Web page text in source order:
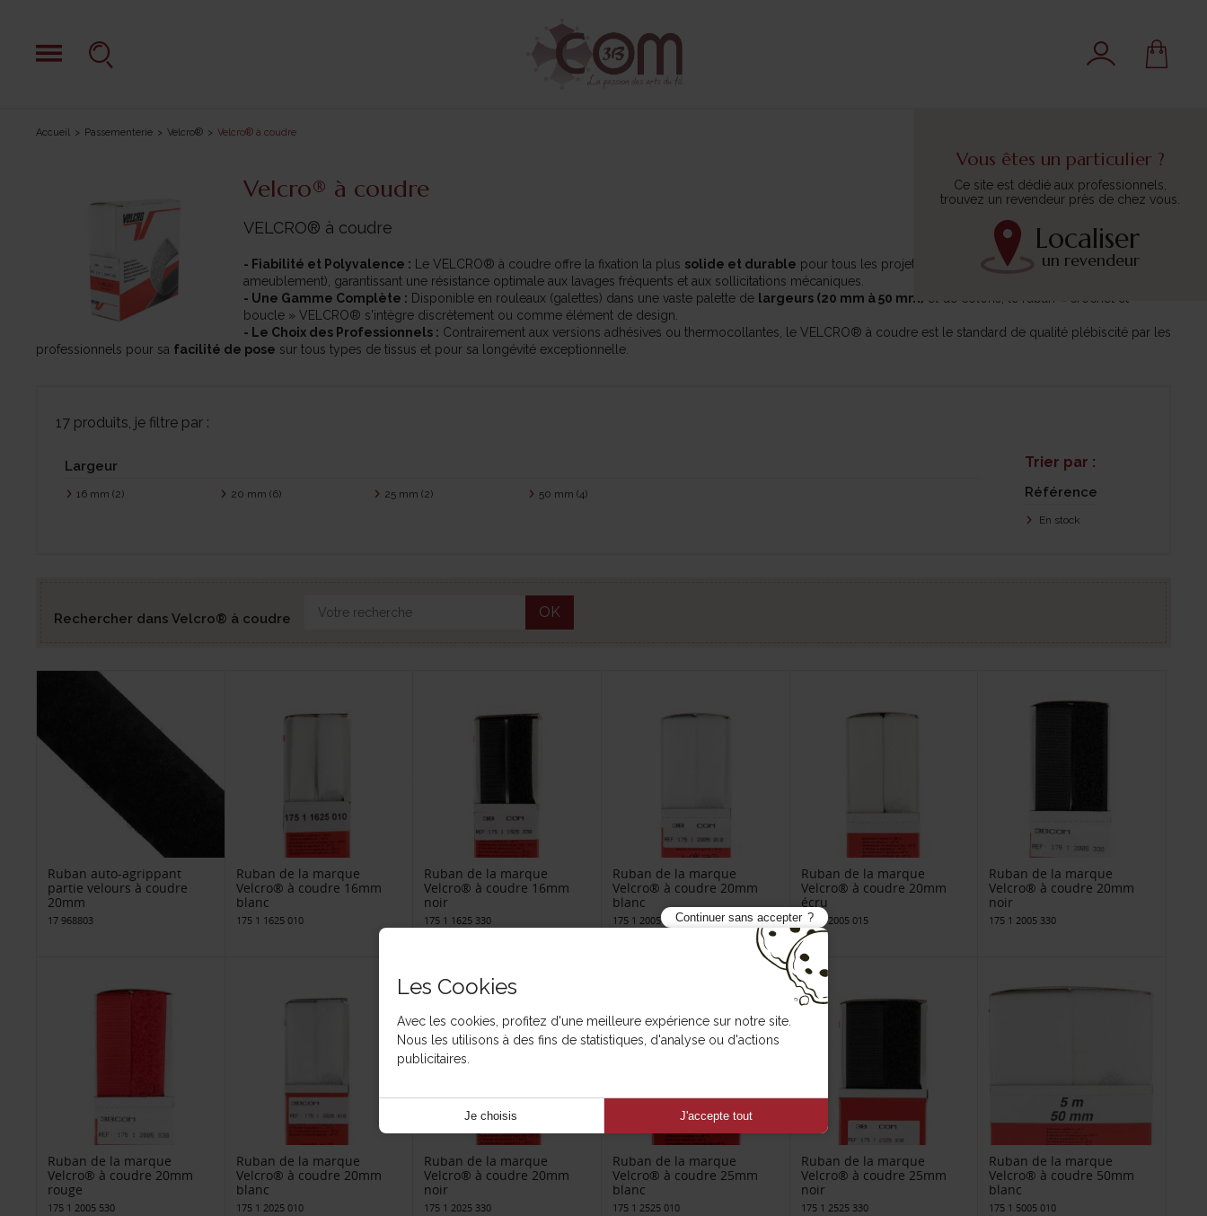
Vous êtes un particulier ?
Ce site est dédié aux professionnels,
trouvez un revendeur près de chez vous.
Localiser
un revendeur
Accueil Passementerie Velcro® Velcro® à coudre
Velcro® à coudre
VELCRO® à coudre
- Fiabilité et Polyvalence : Le VELCRO® à coudre offre la fixation la plus solide et durable pour tous les projets textiles (vêtements, accessoires,
ameublement), garantissant une résistance optimale aux lavages fréquents et aux sollicitations mécaniques.
- Une Gamme Complète : Disponible en rouleaux (galettes) dans une vaste palette de largeurs (20 mm à 50 mm) et de coloris, le ruban « crochet et
boucle » VELCRO® s'intègre discrètement ou comme élément de design.
- Le Choix des Professionnels : Contrairement aux versions adhésives ou thermocollantes, le VELCRO® à coudre est le standard de qualité plébiscité par les
professionnels pour sa facilité de pose sur tous types de tissus et pour sa longévité exceptionnelle.
17 produits, je filtre par :
Trier par :
Référence
En stock
Largeur
16 mm (2) 20 mm (6) 25 mm (2) 50 mm (4)
Rechercher dans Velcro® à coudre OK
Ruban auto-agrippant
partie velours à coudre
20mm
17 968803
Ruban de la marque
Velcro® à coudre 16mm
blanc
175 1 1625 010
Ruban de la marque
Velcro® à coudre 16mm
noir
175 1 1625 330
Ruban de la marque
Velcro® à coudre 20mm
blanc
175 1 2005 010
Ruban de la marque
Velcro® à coudre 20mm
écru
175 1 2005 015
Ruban de la marque
Velcro® à coudre 20mm
noir
175 1 2005 330
Ruban de la marque
Velcro® à coudre 20mm
rouge
175 1 2005 530
Ruban de la marque
Velcro® à coudre 20mm
blanc
175 1 2025 010
Ruban de la marque
Velcro® à coudre 20mm
noir
175 1 2025 330
Ruban de la marque
Velcro® à coudre 25mm
blanc
175 1 2525 010
Ruban de la marque
Velcro® à coudre 25mm
noir
175 1 2525 330
Ruban de la marque
Velcro® à coudre 50mm
blanc
175 1 5005 010
Continuer sans accepter
Les Cookies
Avec les cookies, profitez d'une meilleure expérience sur notre site.
Nous les utilisons à des fins de statistiques, d'analyse ou d'actions
publicitaires.
Je choisis J'accepte tout